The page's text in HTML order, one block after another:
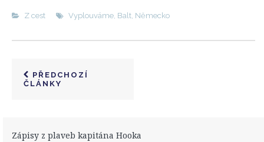
Z cest Vyplouváme, Balt, Německo
PŘEDCHOZÍ
ČLÁNKY
Zápisy z plaveb kapitána Hooka